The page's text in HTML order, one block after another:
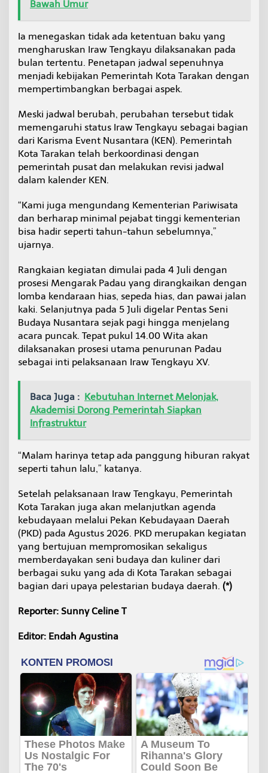
Bawah Umur
Ia menegaskan tidak ada ketentuan baku yang
mengharuskan Iraw Tengkayu dilaksanakan pada
bulan tertentu. Penetapan jadwal sepenuhnya
menjadi kebijakan Pemerintah Kota Tarakan dengan
mempertimbangkan berbagai aspek.
Meski jadwal berubah, perubahan tersebut tidak
memengaruhi status Iraw Tengkayu sebagai bagian
dari Karisma Event Nusantara (KEN). Pemerintah
Kota Tarakan telah berkoordinasi dengan
pemerintah pusat dan melakukan revisi jadwal
dalam kalender KEN.
“Kami juga mengundang Kementerian Pariwisata
dan berharap minimal pejabat tinggi kementerian
bisa hadir seperti tahun-tahun sebelumnya,”
ujarnya.
Rangkaian kegiatan dimulai pada 4 Juli dengan
prosesi Mengarak Padau yang dirangkaikan dengan
lomba kendaraan hias, sepeda hias, dan pawai jalan
kaki. Selanjutnya pada 5 Juli digelar Pentas Seni
Budaya Nusantara sejak pagi hingga menjelang
acara puncak. Tepat pukul 14.00 Wita akan
dilaksanakan prosesi utama penurunan Padau
sebagai inti pelaksanaan Iraw Tengkayu XV.
Baca Juga : Kebutuhan Internet Melonjak,
Akademisi Dorong Pemerintah Siapkan
Infrastruktur
“Malam harinya tetap ada panggung hiburan rakyat
seperti tahun lalu,” katanya.
Setelah pelaksanaan Iraw Tengkayu, Pemerintah
Kota Tarakan juga akan melanjutkan agenda
kebudayaan melalui Pekan Kebudayaan Daerah
(PKD) pada Agustus 2026. PKD merupakan kegiatan
yang bertujuan mempromosikan sekaligus
memberdayakan seni budaya dan kuliner dari
berbagai suku yang ada di Kota Tarakan sebagai
bagian dari upaya pelestarian budaya daerah. (*)
Reporter: Sunny Celine T
Editor: Endah Agustina